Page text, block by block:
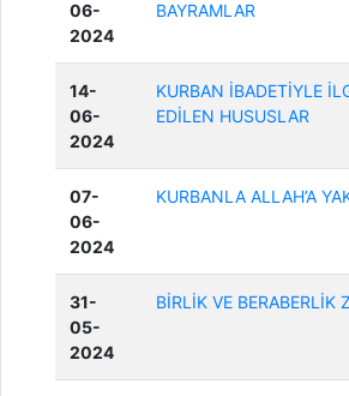
06-
2024
BAYRAMLAR
14-
06-
2024
KURBAN İBADETİYLE
EDİLEN HUSUSLAR
07-
06-
2024
KURBANLA ALLAH’A
31-
05-
2024
BİRLİK VE BERABERLİK